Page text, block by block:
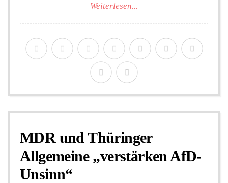
Weiterlesen...
MDR und Thüringer
Allgemeine „verstärken AfD-
Unsinn“